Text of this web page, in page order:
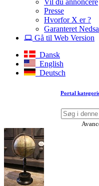
Vil du annoncere
Presse
Hvorfor X er ?
Garanteret
Gå til Web Version
Dansk
English
Deutsch
Portal